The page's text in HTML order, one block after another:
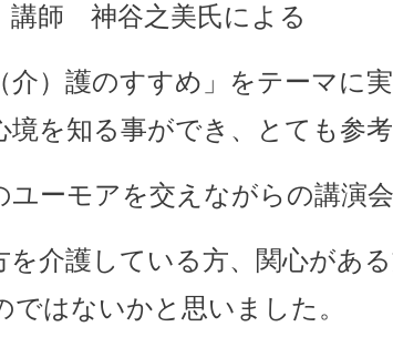
講師 神谷之美氏による
介）護のすすめ」をテーマに
境を知る事ができ、とても参
ユーモアを交えながらの講演
を介護している方、関心があ
ではないかと思いました。